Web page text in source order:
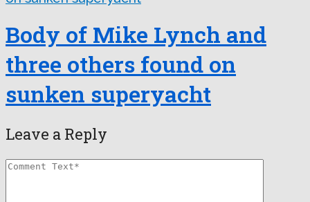
Body of Mike Lynch and
three others found on
sunken superyacht
Leave a Reply